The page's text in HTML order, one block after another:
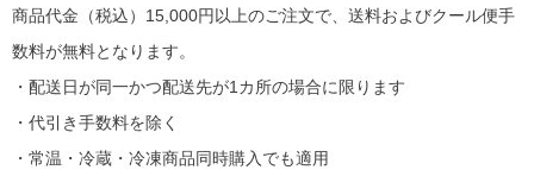
商品代金（税込）15,000円以上のご注文で、送料およびクール便手
数料が無料となります。
・配送日が同一かつ配送先が1カ所の場合に限ります
・代引き手数料を除く
・常温・冷蔵・冷凍商品同時購入でも適用